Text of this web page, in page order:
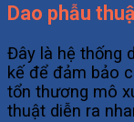
Dao phẫu
Đây là hệ thống
kế để đảm bảo
tổn thương mô
thuật diễn ra